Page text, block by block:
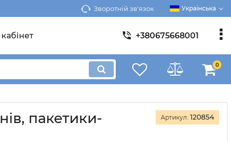
Зворотній зв'язок Українська
+380675668001
0
пакетики-
Артикул: 120854